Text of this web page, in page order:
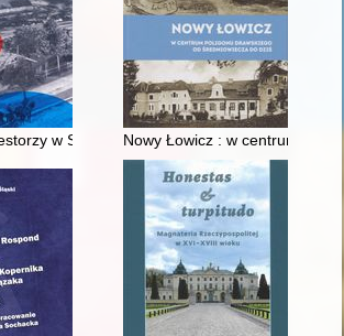
w Sopocie : prestiż finansowy i
Nowy Łowicz : w centrum